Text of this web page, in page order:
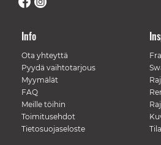
Info
Ota yhteyttä
Pyydä vaihtotarjous
Myymälät
FAQ
Meille töihin
Toimitusehdot
Tietosuojaseloste